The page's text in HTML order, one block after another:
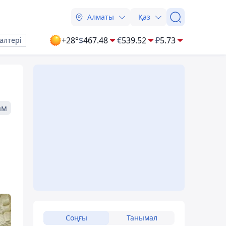
Алматы Қаз
+28°$467.48 €539.52 ₽5.73
Соңғы Танымал